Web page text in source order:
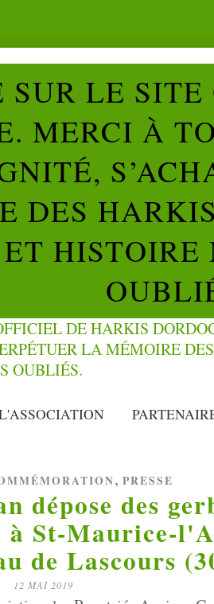
LE
MERCI À
DES
, PRESSE
dépose des
à St-Maurice-
de Lascours
12 MAI 2019